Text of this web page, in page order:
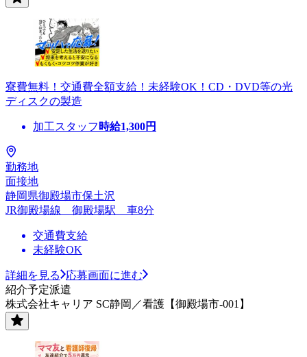
寮費無料！交通費全額支給！未経験OK！CD・DVD等の光
ディスクの製造
加工スタッフ 時給1,300円
勤務地
面接地
静岡県御殿場市保土沢
JR御殿場線 御殿場駅 車8分
交通費支給
未経験OK
詳細を見る
応募画面に進む
紹介予定派遣
株式会社キャリア SC静岡／看護【御殿場市-001】